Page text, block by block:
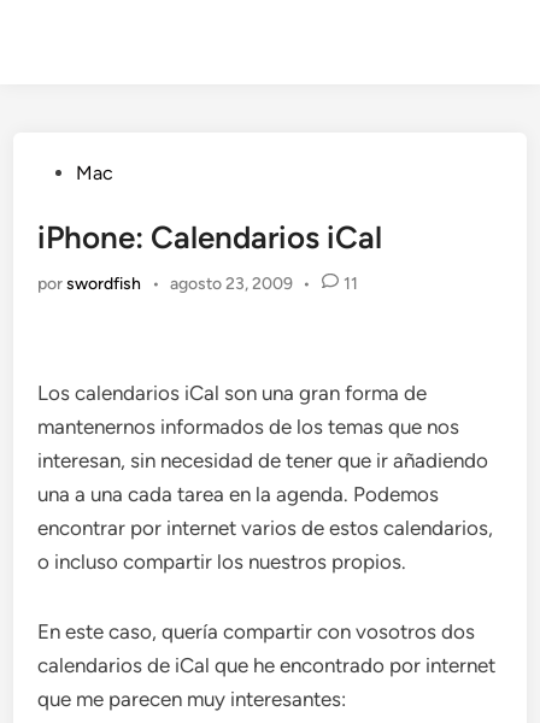
Publicado
Mac
iPhone: Calendarios iCal
porswordfish • agosto 23, 2009 • 11
Los calendarios iCal son una gran forma de
mantenernos informados de los temas que nos
interesan, sin necesidad de tener que ir añadiendo
una a una cada tarea en la agenda. Podemos
encontrar por internet varios de estos calendarios,
o incluso compartir los nuestros propios.
En este caso, quería compartir con vosotros dos
calendarios de iCal que he encontrado por internet
que me parecen muy interesantes: